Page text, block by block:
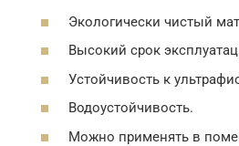
Экологически чистый
Высокий срок
Устойчивость к
Водоустойчивость.
Можно применять в